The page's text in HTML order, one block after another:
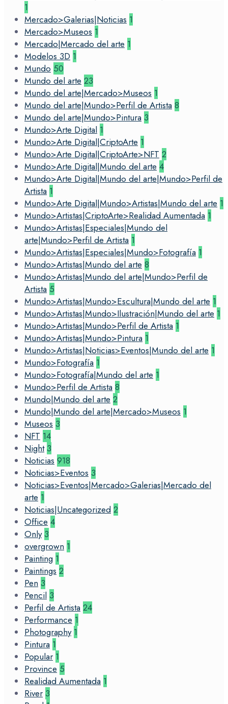
1
Mercado>Galerias|Noticias 1
Mercado>Museos 1
Mercado|Mercado del arte 1
Modelos 3D 1
Mundo 50
Mundo del arte 23
Mundo del arte|Mercado>Museos 1
Mundo del arte|Mundo>Perfil de Artista 8
Mundo del arte|Mundo>Pintura 3
Mundo>Arte Digital 1
Mundo>Arte Digital|CriptoArte 1
Mundo>Arte Digital|CriptoArte>NFT 2
Mundo>Arte Digital|Mundo del arte 4
Mundo>Arte Digital|Mundo del arte|Mundo>Perfil de
Artista 1
Mundo>Arte Digital|Mundo>Artistas|Mundo del arte 1
Mundo>Artistas|CriptoArte>Realidad Aumentada 1
Mundo>Artistas|Especiales|Mundo del
arte|Mundo>Perfil de Artista 1
Mundo>Artistas|Especiales|Mundo>Fotografía 1
Mundo>Artistas|Mundo del arte 8
Mundo>Artistas|Mundo del arte|Mundo>Perfil de
Artista 5
Mundo>Artistas|Mundo>Escultura|Mundo del arte 1
Mundo>Artistas|Mundo>Ilustración|Mundo del arte 1
Mundo>Artistas|Mundo>Perfil de Artista 1
Mundo>Artistas|Mundo>Pintura 1
Mundo>Artistas|Noticias>Eventos|Mundo del arte 1
Mundo>Fotografía 1
Mundo>Fotografía|Mundo del arte 1
Mundo>Perfil de Artista 8
Mundo|Mundo del arte 2
Mundo|Mundo del arte|Mercado>Museos 1
Museos 3
NFT 14
Night 3
Noticias 918
Noticias>Eventos 3
Noticias>Eventos|Mercado>Galerias|Mercado del
arte 1
Noticias|Uncategorized 2
Office 4
Only 3
overgrown 1
Painting 1
Paintings 2
Pen 3
Pencil 3
Perfil de Artista 24
Performance 1
Photography 1
Pintura 1
Popular 1
Province 5
Realidad Aumentada 1
River 3